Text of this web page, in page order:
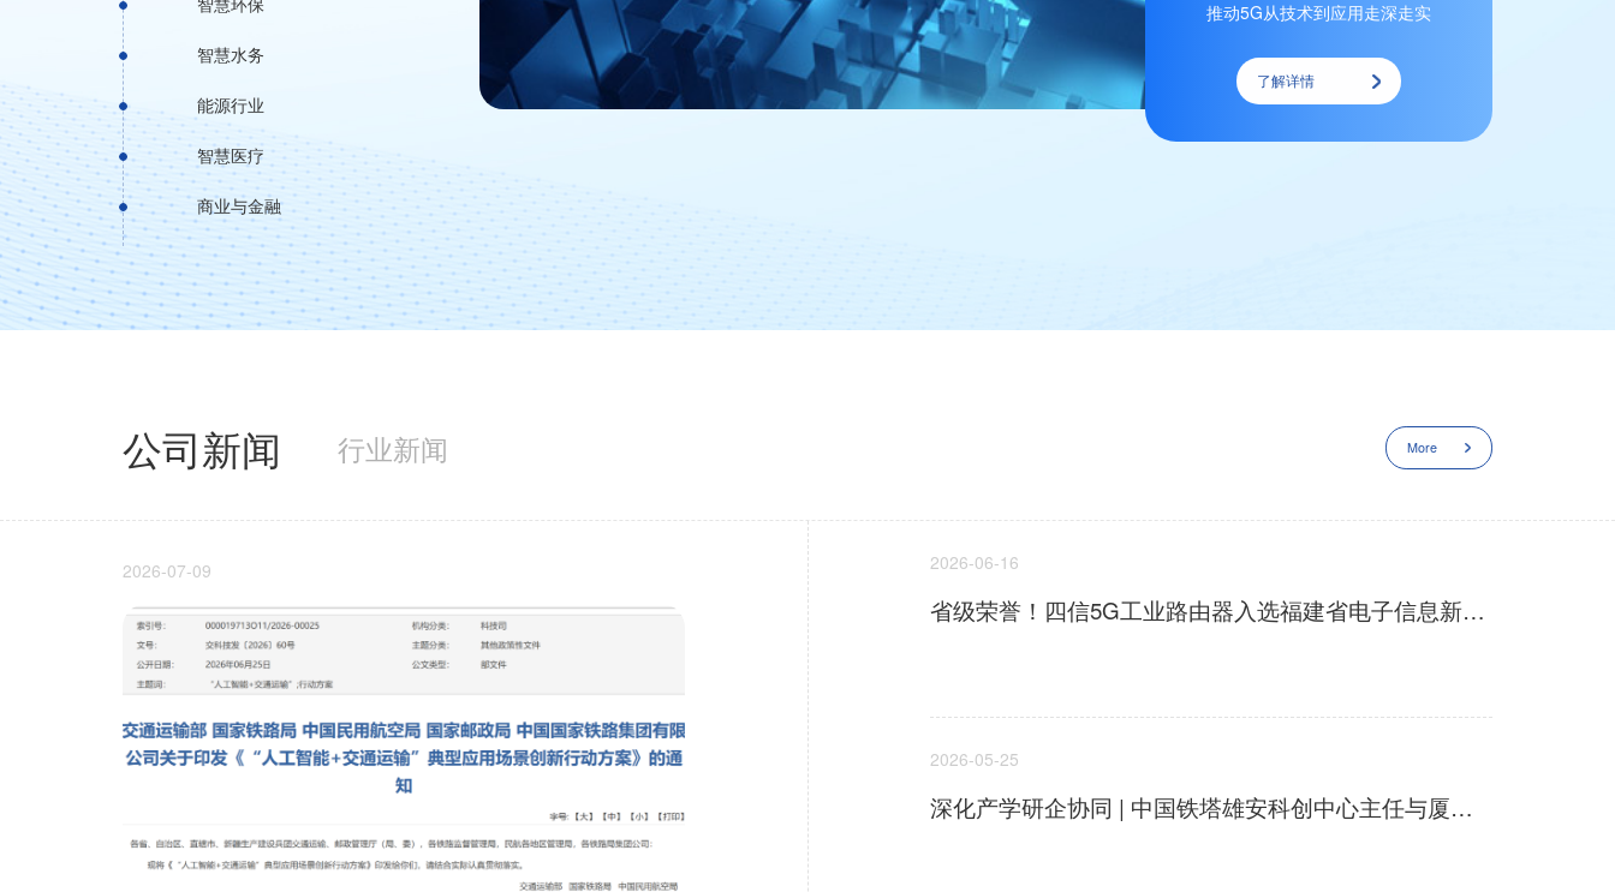
智慧水务
能源行业
智慧医疗
商业与金融
推动5G从技术到应用走深走实
了解详情
公司新闻 行业新闻 More
2026-07-09 2026-06-16
省级荣誉！四信5G工业路由器入选福建省电子信息新产品
2026-05-25
深化产学研企协同 | 中国铁塔雄安科创中心主任与厦门大学领导一行莅临四信参观交流